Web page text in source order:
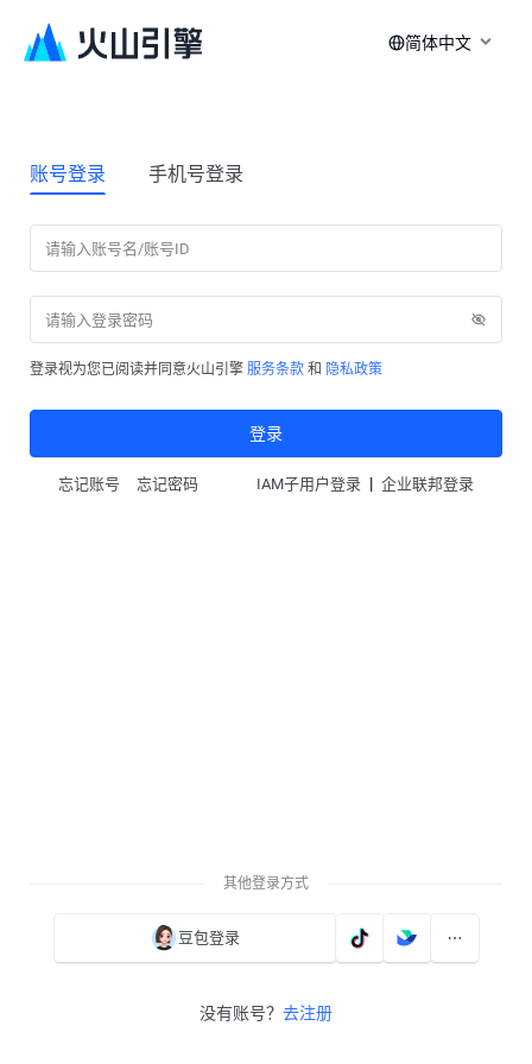
简体中文
账号登录 手机号登录
登录视为您已阅读并同意火山引擎 服务条款 和 隐私政策
登录
忘记账号 忘记密码 IAM子用户登录 | 企业联邦登录
其他登录方式
豆包登录
没有账号？ 去注册